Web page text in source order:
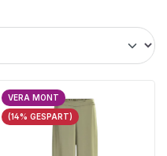
VERA MONT
(14% GESPART)